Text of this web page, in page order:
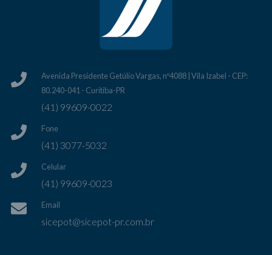
Avenida Presidente Getúlio Vargas, nº4088 | Vila Izabel - CEP:
80.240-041 - Curitiba-PR
(41) 99609-0022
Fone
(41) 3077-5032
Celular
(41) 99609-0023
Email
sicepot@sicepot-pr.com.br